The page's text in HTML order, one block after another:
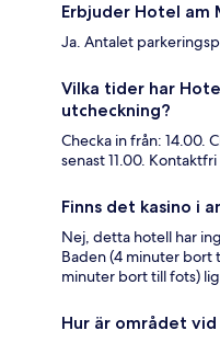
Erbjuder Hotel am
Ja. Antalet
Vilka tider har
utcheckning?
Checka in från: 14.00.
senast 11.00.
Finns det kasino i
Nej, detta hotell har
Baden (4 minuter bort
minuter bort till fots)
Hur är området